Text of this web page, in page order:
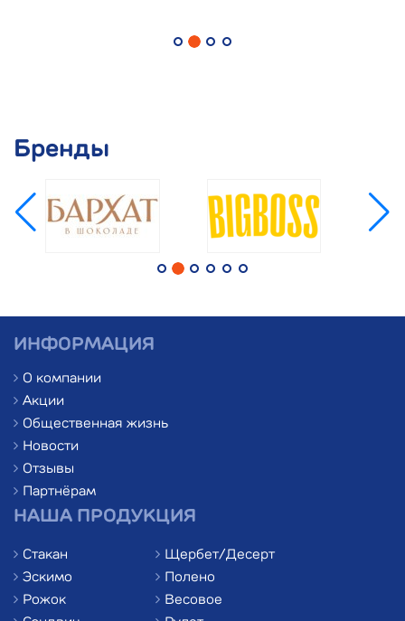
Бренды
ИНФОРМАЦИЯ
О компании
Акции
Общественная жизнь
Новости
Отзывы
Партнёрам
НАША ПРОДУКЦИЯ
Стакан
Эскимо
Рожок
Щербет/Десерт
Полено
Весовое